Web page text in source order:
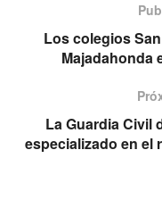
Los colegios
Majadahonda
La Guardia Civil
especializado en el